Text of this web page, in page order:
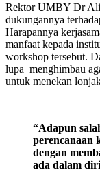
Rektor UMBY Dr
dukungannya
Harapannya
manfaat kepada
workshop tersebut.
lupa menghimbau
untuk menekan
“Adapun
perencanaan
dengan
ada dalam